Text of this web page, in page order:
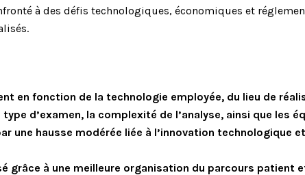
à des défis technologiques, économiques et
en fonction de la technologie employée, du lieu de
d’examen, la complexité de l’analyse, ainsi que les
une hausse modérée liée à l’innovation technologique
grâce à une meilleure organisation du parcours patient